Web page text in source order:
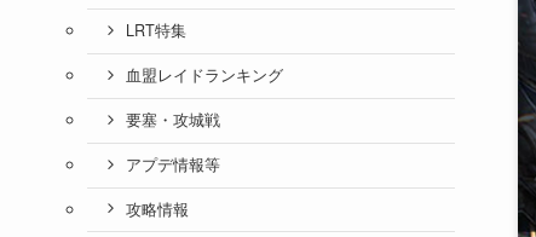
LRT特集
血盟レイドランキング
要塞・攻城戦
アプデ情報等
攻略情報